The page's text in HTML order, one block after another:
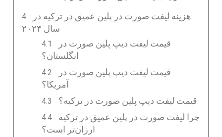
هزینه لیفت صورت در پلین عمیق در ترکیه در
سال ۲۰۲۴
قیمت لیفت دیپ پلین صورت در
انگلستان؟
قیمت لیفت دیپ پلین صورت در
آمریکا؟
قیمت لیفت دیپ پلین صورت در ترکیه؟
چرا لیفت صورت در پلین عمیق در ترکیه
ارزان‌تر است؟